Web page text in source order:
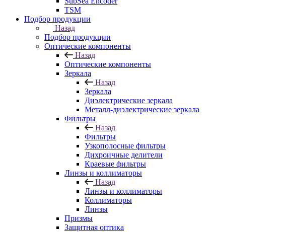
TSM
Подбор продукции
Назад
Подбор продукции
Оптические компоненты
Назад
Оптические компоненты
Зеркала
Назад
Зеркала
Диэлектрические зеркала
Металл-диэлектрические зеркала
Фильтры
Назад
Фильтры
Узкополосные фильтры
Дихроичные делители
Краевые фильтры
Линзы и коллиматоры
Назад
Линзы и коллиматоры
Коллиматоры
Линзы
Призмы
Защитная оптика